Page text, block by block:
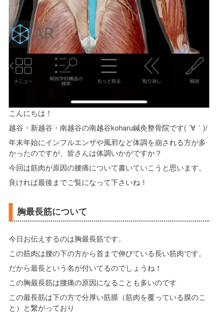
こんにちは！
越谷・新越谷・南越谷の南越谷koharu鍼灸整骨院です( ´∀｀)/
年末年始にインフルエンザや風邪など体調を崩される方が多
かったのですが、皆さんは体調いかがですか？
今回は筋肉が原因の腰痛について書いていこうと思います。
良ければ最後までご覧になって下さいね！
胸最長筋について
今日お伝えするのは胸最長筋です。
この筋肉は腰の下の方から首まで伸びている長い筋肉です。
だから最長という名が付いてるのでしょうね！
この胸最長筋は腰痛の原因になることも多いのです
この最長筋は下の方で分厚い筋膜（筋肉を覆っている膜のこ
と）と繋がっており